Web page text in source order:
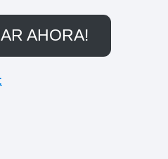
AHORA!